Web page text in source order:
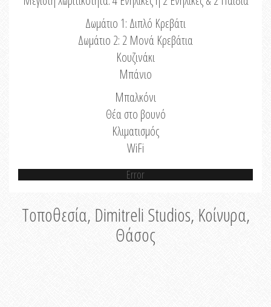
Δωμάτιο 1: Διπλό Κρεβάτι
Δωμάτιο 2: 2 Μονά Κρεβάτια
Κουζινάκι
Μπάνιο
Μπαλκόνι
Θέα στο βουνό
Κλιματισμός
WiFi
Error
Τοποθεσία, Dimitreli Studios, Κοίνυρα,
Θάσος